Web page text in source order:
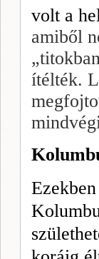
volt a
amiből
ítélték.